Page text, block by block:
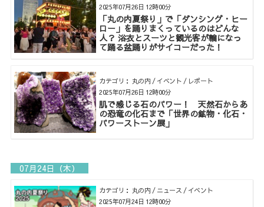
「丸の内夏祭り」で「ダンシング・ヒー
ロー」を踊りまくっているのはどんな
人？ 浴衣とスーツと観光客が輪になっ
て踊る盆踊りがサイコーだった！
2025年07月26日 12時00分
カテゴリ： 丸の内 / イベント / レポート
肌で感じる石のパワー！ 天然石からあ
の恐竜の化石まで「世界の鉱物・化石・
パワーストーン展」
2025年07月26日 12時00分
07月24日（木）
カテゴリ： 丸の内 / ニュース / イベント
2025年07月24日 12時00分